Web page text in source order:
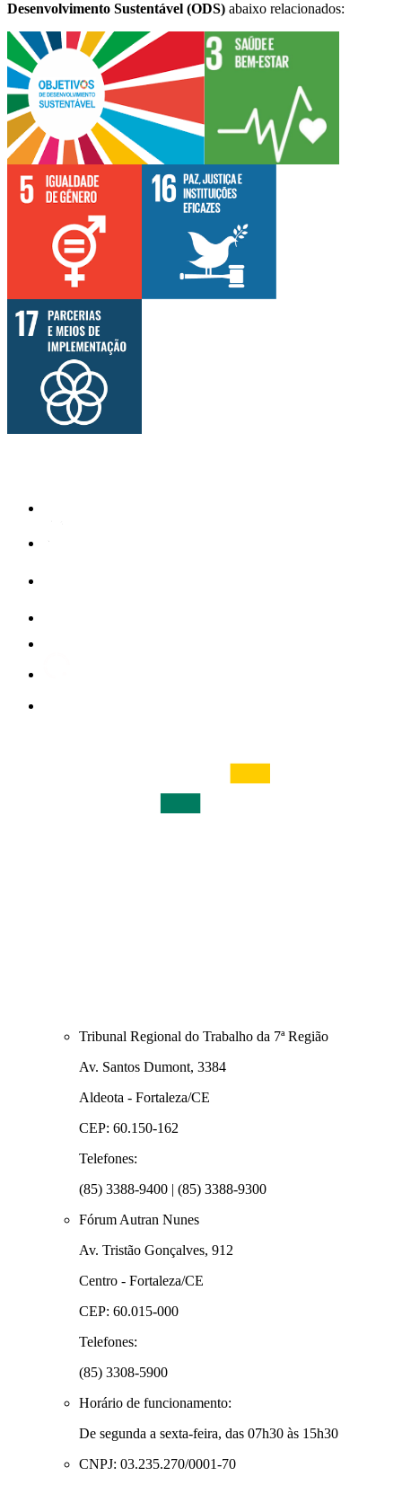
Desenvolvimento Sustentável (ODS) abaixo relacionados:
Tribunal Regional do Trabalho da 7ª Região
Av. Santos Dumont, 3384
Aldeota - Fortaleza/CE
CEP: 60.150-162
Telefones:
(85) 3388-9400 | (85) 3388-9300
Fórum Autran Nunes
Av. Tristão Gonçalves, 912
Centro - Fortaleza/CE
CEP: 60.015-000
Telefones:
(85) 3308-5900
Horário de funcionamento:
De segunda a sexta-feira, das 07h30 às 15h30
CNPJ: 03.235.270/0001-70